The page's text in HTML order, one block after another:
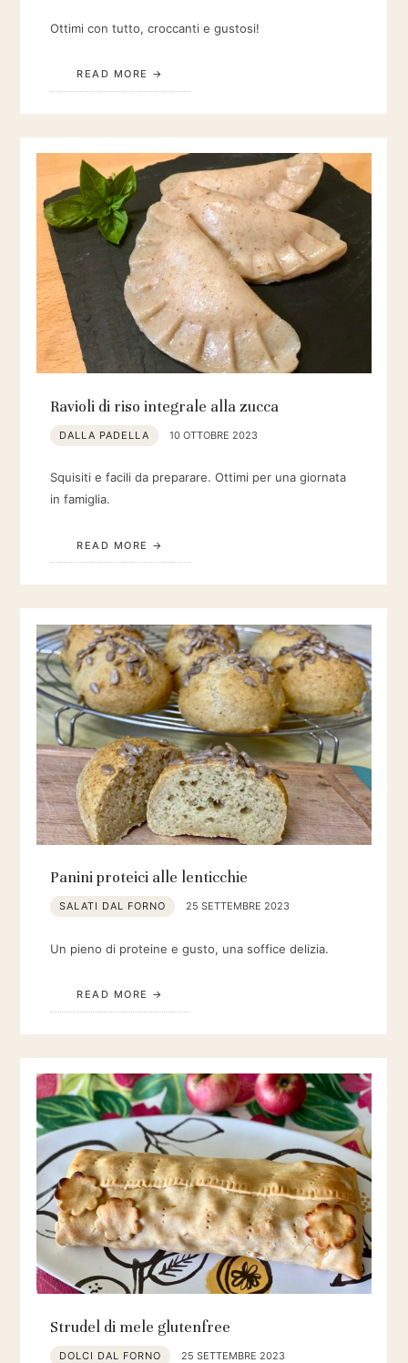
Ottimi con tutto, croccanti e gustosi!
READ MORE
Ravioli di riso integrale alla zucca
DALLA PADELLA 10 OTTOBRE 2023
Squisiti e facili da preparare. Ottimi per una giornata
in famiglia.
READ MORE
Panini proteici alle lenticchie
SALATI DAL FORNO 25 SETTEMBRE 2023
Un pieno di proteine e gusto, una soffice delizia.
READ MORE
Strudel di mele glutenfree
DOLCI DAL FORNO 25 SETTEMBRE 2023